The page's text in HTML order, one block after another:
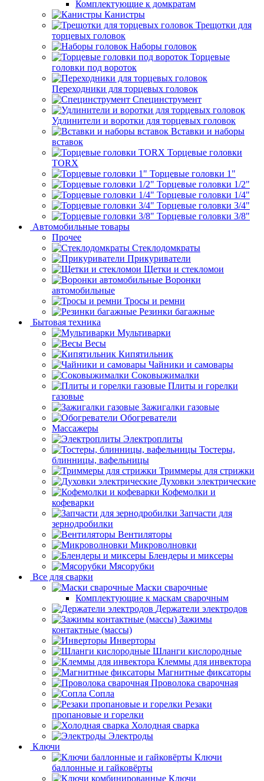
Комплектующие к домкратам
Канистры
Трещотки для
торцевых головок
Наборы головок
Торцевые
головки под вороток
Переходники для торцевых головок
Специнструмент
Удлинители и воротки для торцевых головок
Вставки и наборы
вставок
Торцевые головки
TORX
Торцевые головки 1"
Торцевые головки 1/2"
Торцевые головки 1/4"
Торцевые головки 3/4"
Торцевые головки 3/8"
Автомобильные товары
Прочее
Стеклодомкраты
Прикуриватели
Щетки и стекломои
Воронки
автомобильные
Тросы и ремни
Резинки багажные
Бытовая техника
Мультиварки
Весы
Кипятильник
Чайники и самовары
Соковыжималки
Плиты и горелки
газовые
Зажигалки газовые
Обогреватели
Массажеры
Электроплиты
Тостеры,
блинницы, вафельницы
Триммеры для стрижки
Духовки электрические
Кофемолки и
кофеварки
Запчасти для
зернодробилки
Вентиляторы
Микроволновки
Блендеры и миксеры
Мясорубки
Все для сварки
Маски сварочные
Комплектующие к маскам сварочным
Держатели электродов
Зажимы
контактные (массы)
Инверторы
Шланги кислородные
Клеммы для инвектора
Магнитные фиксаторы
Проволока сварочная
Сопла
Резаки
пропановые и горелки
Холодная сварка
Электроды
Ключи
Ключи
баллонные и гайковёрты
Ключи